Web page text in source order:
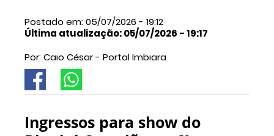
Postado em: 05/07/2026 - 19:12
Última atualização: 05/07/2026 - 19:17
Por: Caio César - Portal Imbiara
Ingressos para show do